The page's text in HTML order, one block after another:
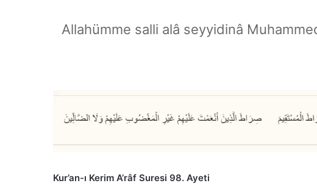
Allahümme salli alâ seyyidinâ
Kur’an-ı Kerim A’râf Suresi 98. Ayeti